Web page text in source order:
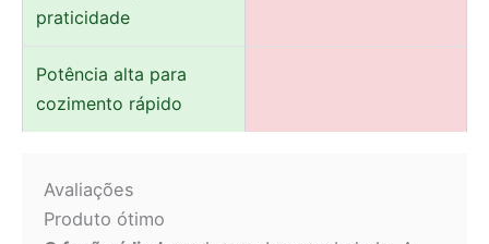
praticidade
Potência alta para
cozimento rápido
Avaliações
Produto ótimo